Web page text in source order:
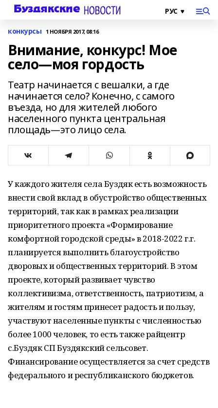
конкурсы 1 НОЯБРЯ 2017, 08:16
Внимание, конкурс! Мое
село—моя гордость
Театр начинается с вешалки, а где
начинается село? Конечно, с самого
въезда, но для жителей любого
населенного пункта центральная
площадь—это лицо села.
У каждого жителя села Буздяк есть возможность
внести свой вклад в обустройство общественных
территорий, так как в рамках реализации
приоритетного проекта «Формирование
комфортной городской среды» в 2018-2022 г.г.
планируется выполнить благоустройство
дворовых и общественных территорий. В этом
проекте, который развивает чувство
коллективизма, ответственность, патриотизм, а
жителям и гостям принесет радость и пользу,
участвуют населенные пункты с численностью
более 1000 человек, то есть также райцентр
с.Буздяк СП Буздякский сельсовет.
Финансирование осуществляется за счет средств
федерального и республиканского бюджетов.